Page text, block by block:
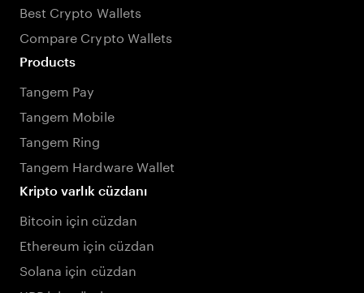
Best Crypto Wallets
Compare Crypto Wallets
Products
Tangem Pay
Tangem Mobile
Tangem Ring
Tangem Hardware Wallet
Kripto varlık cüzdanı
Bitcoin için cüzdan
Ethereum için cüzdan
Solana için cüzdan